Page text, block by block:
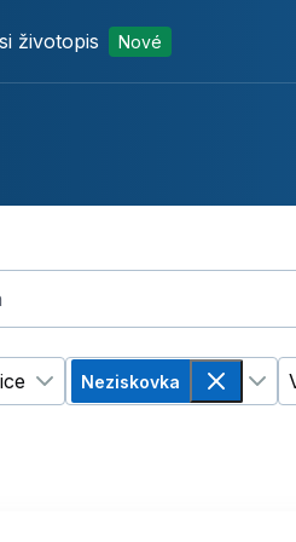
životopis Nové
Změnit filtr Home office
Neziskovka
Odebrat